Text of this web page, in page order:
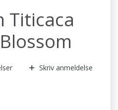
Titicaca
Skriv anmeldelse